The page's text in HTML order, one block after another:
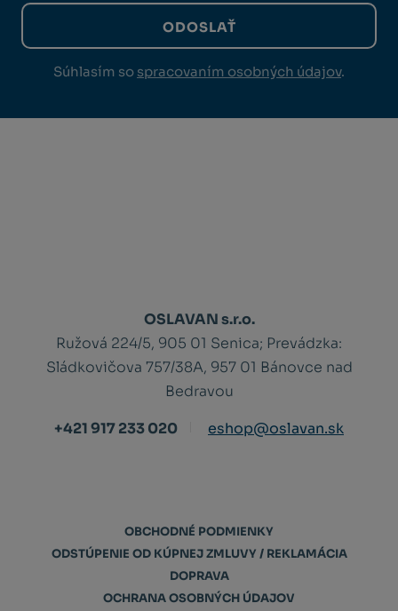
ODOSLAŤ
Súhlasím so spracovaním osobných údajov.
OSLAVAN s.r.o.
Ružová 224/5, 905 01 Senica; Prevádzka:
Sládkovičova 757/38A, 957 01 Bánovce nad
Bedravou
+421 917 233 020
eshop@oslavan.sk
OBCHODNÉ PODMIENKY
ODSTÚPENIE OD KÚPNEJ ZMLUVY / REKLAMÁCIA
DOPRAVA
OCHRANA OSOBNÝCH ÚDAJOV